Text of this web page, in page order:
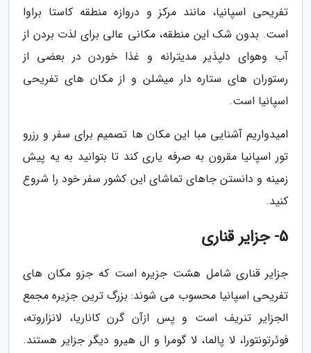
تفریحی اسپانیا، مانند مرکز و دروازه منطقه کاستا براوا
است. بدون شک این منطقه، مکانی عالی برای لذت بردن از
آب وهوای دلپذیر مدیترانه و غذا خوردن در بعضی از
رستوران های ستاره دار میشلن و از مکان های تفریحی
اسپانیا است.
امیدواریم آشنایی مبا این مکان ها تصمیم برای سفر و رزرو
تور اسپانیا مقرون به صرفه یاری کند تا بتوانید به یه پیش
زمینه و دانستن جاهای تماشای این کشور سفر خود را شروع
کنید.
5- جزایر قناری
جزایر قناری شامل هشت جزیره است که جزو مکان های
تفریحی اسپانیا محسوب می شوند: بزرگ ترین جزیره مجمع
الجزایر تنریف است و پس ازآن گرن کاناریا، لانزاروته،
فوئرتونتورا، لا پالما، لا گومرا و ال هیرو دیگر جزایر هستند.